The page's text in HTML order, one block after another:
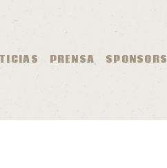
PRENSA SPONSORS